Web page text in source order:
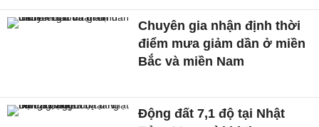
Chuyên gia nhận định thời
điểm mưa giảm dần ở miền
Bắc và miền Nam
Động đất 7,1 độ tại Nhật